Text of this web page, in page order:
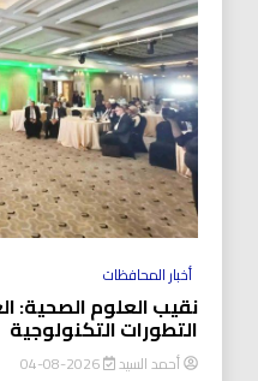
أخبار المحافظات
نقيب العلوم الصحية:
التطورات التكنولوجية
أحمد السيد 2026-08-04